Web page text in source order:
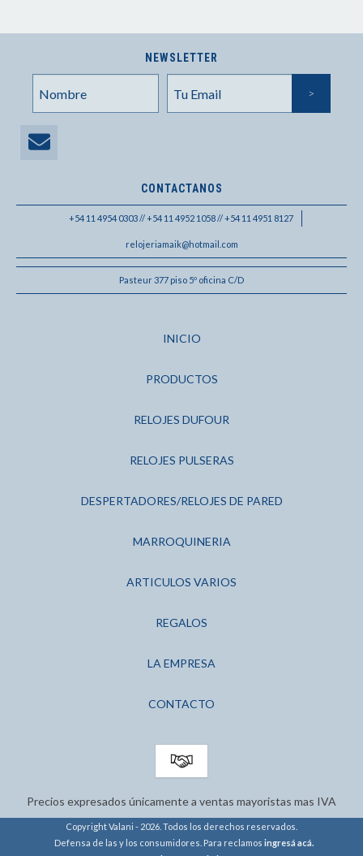
NEWSLETTER
CONTACTANOS
+54 11 4954 0303 // +54 11 4952 1058 // +54 11 4951 8127
relojeriamaik@hotmail.com
Pasteur 377 piso 5º oficina C/D
INICIO
PRODUCTOS
RELOJES DUFOUR
RELOJES PULSERAS
DESPERTADORES/RELOJES DE PARED
MARROQUINERIA
ARTICULOS VARIOS
REGALOS
LA EMPRESA
CONTACTO
Precios expresados únicamente a ventas mayoristas mas IVA
Copyright Valani - 2026. Todos los derechos reservados.
Defensa de las y los consumidores. Para reclamos ingresá acá.